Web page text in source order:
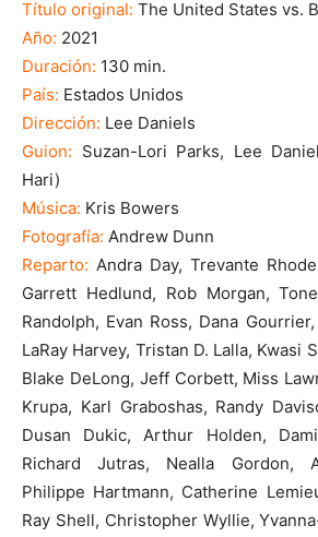
Título original: The United States vs.
Año: 2021
Duración: 130 min.
País: Estados Unidos
Dirección: Lee Daniels
Guion: Suzan-Lori Parks, Lee
Hari)
Música: Kris Bowers
Fotografía: Andrew Dunn
Reparto: Andra Day, Trevante
Garrett Hedlund, Rob Morgan,
Randolph, Evan Ross, Dana
LaRay Harvey, Tristan D. Lalla, Kwasi
Blake DeLong, Jeff Corbett, Miss
Krupa, Karl Graboshas, Randy
Dusan Dukic, Arthur Holden,
Richard Jutras, Nealla Gordon,
Philippe Hartmann, Catherine
Ray Shell, Christopher Wyllie,